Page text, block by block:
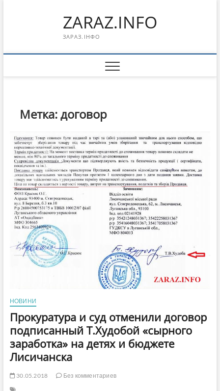
ZARAZ.INFO
ЗАРАЗ.ІНФО
Метка:договор
НОВИНИ
Прокуратура и суд отменили договор
подписанный Т.Худобой «сырного
заработка» на детях и бюджете
Лисичанска
30.05.2018 Без комментариев